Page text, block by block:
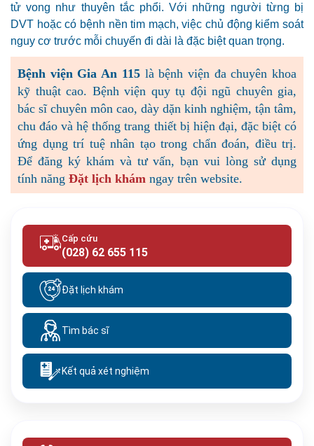
tử vong như thuyên tắc phổi. Với những người từng bị
DVT hoặc có bệnh nền tim mạch, việc chủ động kiểm soát
nguy cơ trước mỗi chuyến đi dài là đặc biệt quan trọng.
Bệnh viện Gia An 115 là bệnh viện đa chuyên khoa
kỹ thuật cao. Bệnh viện quy tụ đội ngũ chuyên gia,
bác sĩ chuyên môn cao, dày dặn kinh nghiệm, tận tâm,
chu đáo và hệ thống trang thiết bị hiện đại, đặc biệt có
ứng dụng trí tuệ nhân tạo trong chẩn đoán, điều trị.
Để đăng ký khám và tư vấn, bạn vui lòng sử dụng
tính năng Đặt lịch khám ngay trên website.
Cấp cứu
(028) 62 655 115
Đặt lịch khám
Tìm bác sĩ
Kết quả xét nghiệm